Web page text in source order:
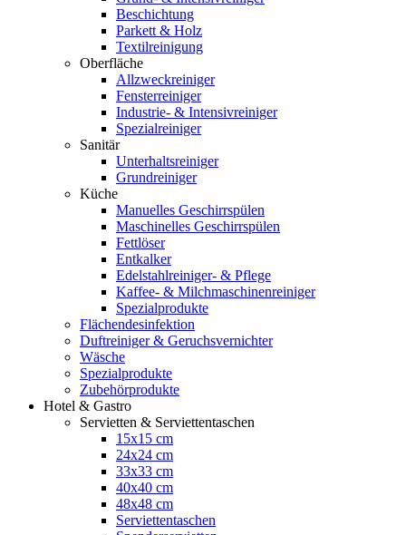
Beschichtung
Parkett & Holz
Textilreinigung
Oberfläche
Allzweckreiniger
Fensterreiniger
Industrie- & Intensivreiniger
Spezialreiniger
Sanitär
Unterhaltsreiniger
Grundreiniger
Küche
Manuelles Geschirrspülen
Maschinelles Geschirrspülen
Fettlöser
Entkalker
Edelstahlreiniger- & Pflege
Kaffee- & Milchmaschinenreiniger
Spezialprodukte
Flächendesinfektion
Duftreiniger & Geruchsvernichter
Wäsche
Spezialprodukte
Zubehörprodukte
Hotel & Gastro
Servietten & Serviettentaschen
15x15 cm
24x24 cm
33x33 cm
40x40 cm
48x48 cm
Serviettentaschen